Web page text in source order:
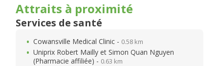
Attraits à proximité
Services de santé
Cowansville Medical Clinic - 0.58 km
Uniprix Robert Mailly et Simon Quan Nguyen
(Pharmacie affiliée) - 0.63 km